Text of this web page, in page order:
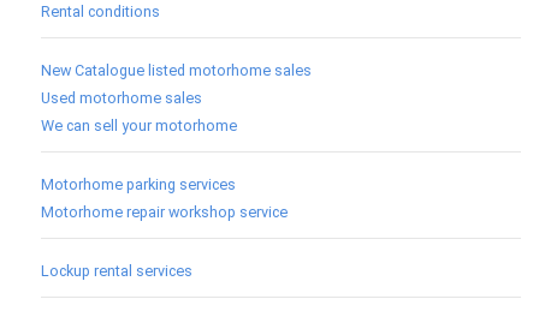
Rental conditions
New Catalogue listed motorhome sales
Used motorhome sales
We can sell your motorhome
Motorhome parking services
Motorhome repair workshop service
Lockup rental services